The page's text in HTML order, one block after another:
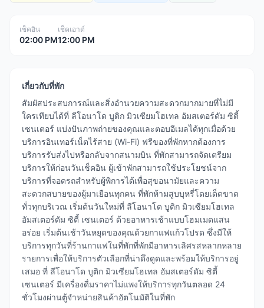
เช็คอิน
02:00 PM
เช็คเอาต์
12:00 PM
เกี่ยวกับที่พัก
สัมผัสประสบการณ์และสิ่งอำนวยความสะดวกมากมายที่ไม่มี
ใครเทียบได้ที่ ลีโอนาโด บูติก มิวเซียมโฮเทล อัมสเตอร์ดัม ซิตี้
เซนเตอร์ แบ่งปันภาพถ่ายของคุณและตอบอีเมลได้ทุกเมื่อด้วย
บริการอินเทอร์เน็ตไร้สาย (Wi-Fi) ฟรีของที่พักหากต้องการ
บริการรับส่งไปหรือกลับจากสนามบิน ที่พักสามารถจัดเตรียม
บริการให้ก่อนวันเช็คอิน ผู้เข้าพักสามารถใช้ประโยชน์จาก
บริการที่จอดรถสำหรับผู้พิการได้เพื่อสุขอนามัยและความ
สะดวกสบายของผู้มาเยือนทุกคน ที่พักห้ามสูบบุหรี่โดยเด็ดขาด
ทั่วทุกบริเวณ เริ่มต้นวันใหม่ที่ ลีโอนาโด บูติก มิวเซียมโฮเทล
อัมสเตอร์ดัม ซิตี้ เซนเตอร์ ด้วยอาหารเช้าแบบโฮมเมดแสน
อร่อย เริ่มต้นเช้าวันหยุดของคุณด้วยกาแฟแก้วโปรด ซึ่งมีให้
บริการทุกวันที่ร้านกาแฟในที่พักที่พักมีอาหารเลิศรสหลากหลาย
รายการเพื่อให้บริการตัวเลือกที่น่าดึงดูดและพร้อมให้บริการอยู่
เสมอ ที่ ลีโอนาโด บูติก มิวเซียมโฮเทล อัมสเตอร์ดัม ซิตี้
เซนเตอร์ มีเครื่องดื่มราคาไม่แพงให้บริการทุกวันตลอด 24
ชั่วโมงผ่านตู้จำหน่ายสินค้าอัตโนมัติในที่พัก